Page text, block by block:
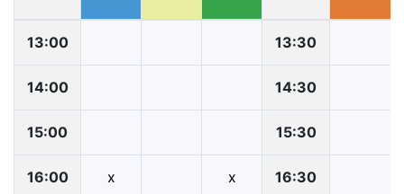
13:00 13:30
14:00 14:30
15:00 15:30
16:00 x x 16:30